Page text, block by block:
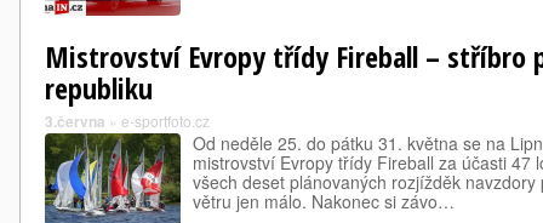
Mistrovství Evropy třídy Fireball – stříbro
republiku
3.června » e-sportfoto.cz
Od neděle 25. do pátku 31. května se na
mistrovství Evropy třídy Fireball za účasti 47
všech deset plánovaných rozjížděk
větru jen málo. Nakonec si závo…